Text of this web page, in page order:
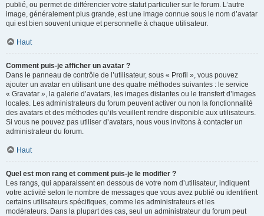
publié, ou permet de différencier votre statut particulier sur le forum. L’autre
image, généralement plus grande, est une image connue sous le nom d’avatar
qui est bien souvent unique et personnelle à chaque utilisateur.
Haut
Comment puis-je afficher un avatar ?
Dans le panneau de contrôle de l’utilisateur, sous « Profil », vous pouvez
ajouter un avatar en utilisant une des quatre méthodes suivantes : le service
« Gravatar », la galerie d’avatars, les images distantes ou le transfert d’images
locales. Les administrateurs du forum peuvent activer ou non la fonctionnalité
des avatars et des méthodes qu’ils veuillent rendre disponible aux utilisateurs.
Si vous ne pouvez pas utiliser d’avatars, nous vous invitons à contacter un
administrateur du forum.
Haut
Quel est mon rang et comment puis-je le modifier ?
Les rangs, qui apparaissent en dessous de votre nom d’utilisateur, indiquent
votre activité selon le nombre de messages que vous avez publié ou identifient
certains utilisateurs spécifiques, comme les administrateurs et les
modérateurs. Dans la plupart des cas, seul un administrateur du forum peut